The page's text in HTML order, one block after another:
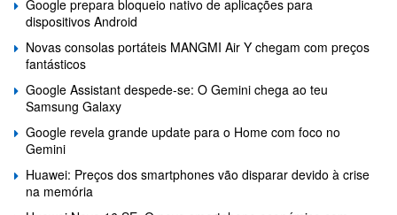
Google prepara bloqueio nativo de aplicações para
dispositivos Android
Novas consolas portáteis MANGMI Air Y chegam com preços
fantásticos
Google Assistant despede-se: O Gemini chega ao teu
Samsung Galaxy
Google revela grande update para o Home com foco no
Gemini
Huawei: Preços dos smartphones vão disparar devido à crise
na memória